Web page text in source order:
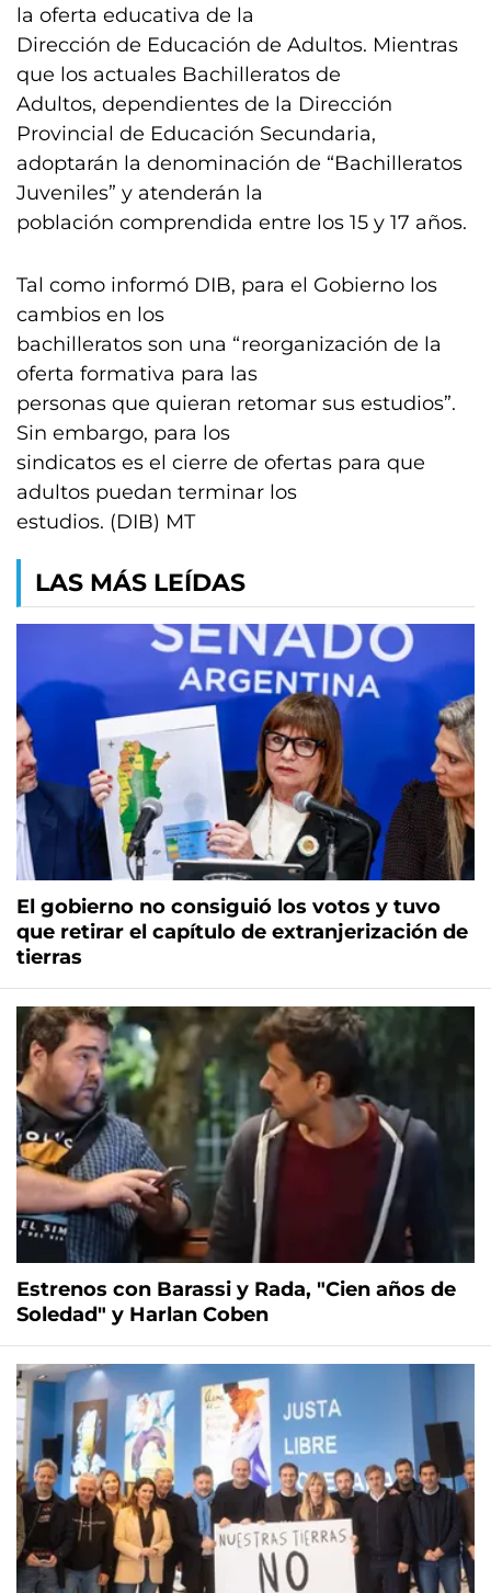
la oferta educativa de la
Dirección de Educación de Adultos. Mientras
que los actuales Bachilleratos de
Adultos, dependientes de la Dirección
Provincial de Educación Secundaria,
adoptarán la denominación de “Bachilleratos
Juveniles” y atenderán la
población comprendida entre los 15 y 17 años.
Tal como informó DIB, para el Gobierno los
cambios en los
bachilleratos son una “reorganización de la
oferta formativa para las
personas que quieran retomar sus estudios”.
Sin embargo, para los
sindicatos es el cierre de ofertas para que
adultos puedan terminar los
estudios. (DIB) MT
LAS MÁS LEÍDAS
El gobierno no consiguió los votos y tuvo
que retirar el capítulo de extranjerización de
tierras
Estrenos con Barassi y Rada, "Cien años de
Soledad" y Harlan Coben